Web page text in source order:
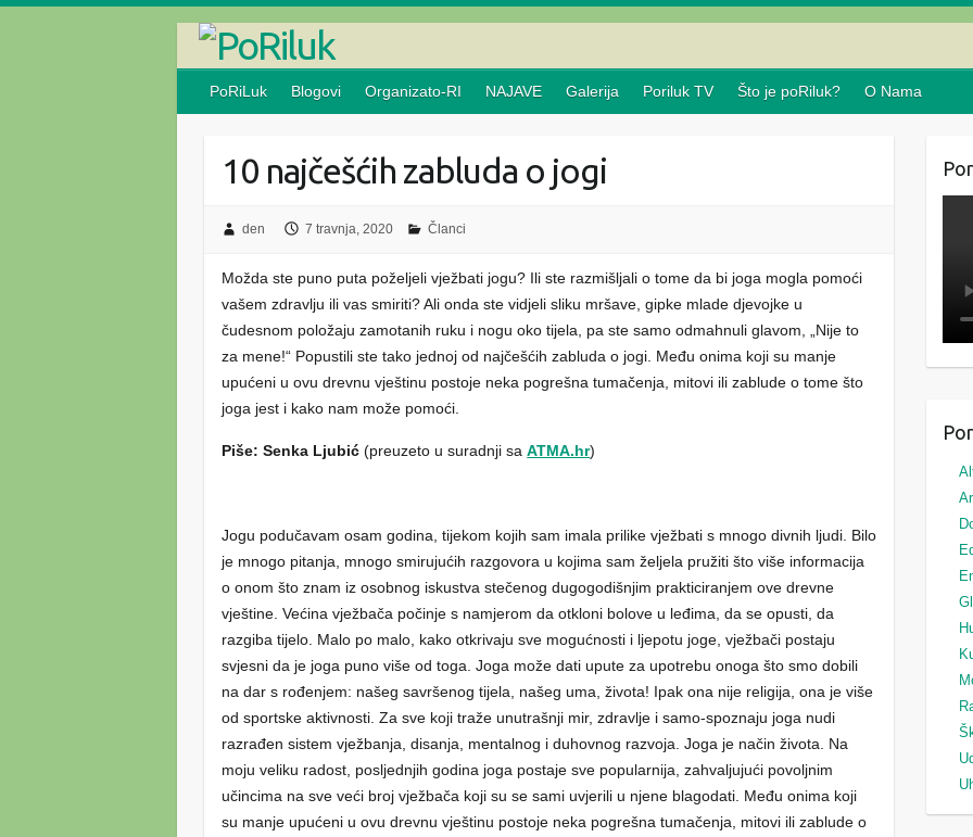
PoRiLuk
Blogovi Organizato-RI NAJAVE Galerija Poriluk TV Što je poRiluk? O Nama
10 najčešćih zabluda o jogi
den 7 travnja, 2020 Članci
Možda ste puno puta poželjeli vježbati jogu? Ili ste razmišljali o tome da bi joga mogla pomoći
vašem zdravlju ili vas smiriti? Ali onda ste vidjeli sliku mršave, gipke mlade djevojke u
čudesnom položaju zamotanih ruku i nogu oko tijela, pa ste samo odmahnuli glavom, „Nije to
za mene!“ Popustili ste tako jednoj od najčešćih zabluda o jogi. Među onima koji su manje
upućeni u ovu drevnu vještinu postoje neka pogrešna tumačenja, mitovi ili zablude o tome što
joga jest i kako nam može pomoći.
Piše: Senka Ljubić (preuzeto u suradnji saATMA.hr)
Jogu podučavam osam godina, tijekom kojih sam imala prilike vježbati s mnogo divnih ljudi. Bilo
je mnogo pitanja, mnogo smirujućih razgovora u kojima sam željela pružiti što više informacija
o onom što znam iz osobnog iskustva stečenog dugogodišnjim prakticiranjem ove drevne
vještine. Većina vježbača počinje s namjerom da otkloni bolove u leđima, da se opusti, da
razgiba tijelo. Malo po malo, kako otkrivaju sve mogućnosti i ljepotu joge, vježbači postaju
svjesni da je joga puno više od toga. Joga može dati upute za upotrebu onoga što smo dobili
na dar s rođenjem: našeg savršenog tijela, našeg uma, života! Ipak ona nije religija, ona je više
od sportske aktivnosti. Za sve koji traže unutrašnji mir, zdravlje i samo-spoznaju joga nudi
razrađen sistem vježbanja, disanja, mentalnog i duhovnog razvoja. Joga je način života. Na
moju veliku radost, posljednjih godina joga postaje sve popularnija, zahvaljujući povoljnim
učincima na sve veći broj vježbača koji su se sami uvjerili u njene blagodati. Među onima koji
su manje upućeni u ovu drevnu vještinu postoje neka pogrešna tumačenja, mitovi ili zablude o